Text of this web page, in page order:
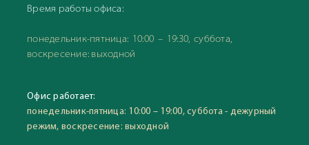
Время работы офиса:
понедельник-пятница: 10:00 – 19:30, суббота,
воскресение: выходной
Офис работает:
понедельник-пятница: 10:00 – 19:00, суббота - дежурный
режим, воскресение: выходной